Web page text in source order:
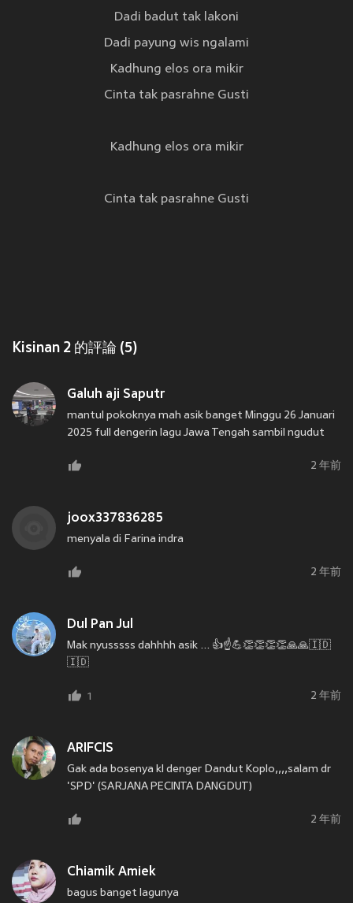
Dadi badut tak lakoni
Dadi payung wis ngalami
Kadhung elos ora mikir
Cinta tak pasrahne Gusti
Kadhung elos ora mikir
Cinta tak pasrahne Gusti
Kisinan 2 的評論 (5)
Galuh aji Saputr
mantul pokoknya mah asik banget Minggu 26 Januari
2025 full dengerin lagu Jawa Tengah sambil ngudut
2 年前
joox337836285
menyala di Farina indra
2 年前
Dul Pan Jul
Mak nyusssss dahhhh asik ... 👍☝️💪👏👏👏👏🙏🙏🇮🇩
🇮🇩
1 2 年前
ARIFCIS
Gak ada bosenya kl denger Dandut Koplo,,,,salam dr
'SPD' (SARJANA PECINTA DANGDUT)
2 年前
Chiamik Amiek
bagus banget lagunya